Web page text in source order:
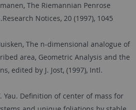
The Riemannian Penrose
Notices, 20 (1997), 1045
The n-dimensional analogue of
area, Geometric Analysis and the
edited by J. Jost, (1997), Intl.
Yau. Definition of center of mass for